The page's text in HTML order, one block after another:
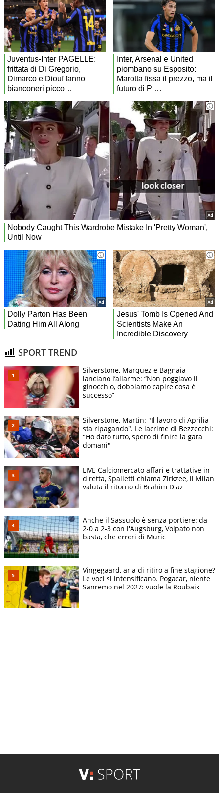
SPORT TREND
Silverstone, Marquez e Bagnaia
lanciano l’allarme: “Non poggiavo il
ginocchio, dobbiamo capire cosa è
successo”
Silverstone, Martin: "Il lavoro di Aprilia
sta ripagando". Le lacrime di Bezzecchi:
"Ho dato tutto, spero di finire la gara
domani"
LIVE Calciomercato affari e trattative in
diretta, Spalletti chiama Zirkzee, il Milan
valuta il ritorno di Brahim Diaz
Anche il Sassuolo è senza portiere: da
2-0 a 2-3 con l'Augsburg, Volpato non
basta, che errori di Muric
Vingegaard, aria di ritiro a fine stagione?
Le voci si intensificano. Pogacar, niente
Sanremo nel 2027: vuole la Roubaix